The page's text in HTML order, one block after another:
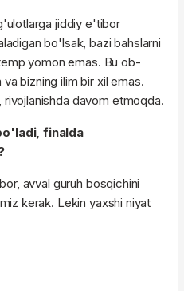
jiddiy e'tibor
bo'lsak, bazi bahslarni
yomon emas. Bu ob-
bizning ilim bir xil emas.
davom etmoqda.
finalda
avval guruh bosqichini
kerak. Lekin yaxshi niyat